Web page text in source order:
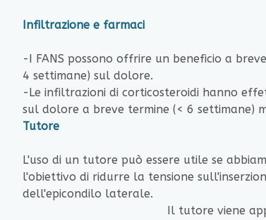
Infiltrazione e farmaci
-I FANS possono offrire un beneficio a
4 settimane) sul dolore.
-Le infiltrazioni di corticosteroidi hanno
sul dolore a breve termine (< 6 settimane)
Tutore
L'uso di un tutore può essere utile se
l'obiettivo di ridurre la tensione
dell'epicondilo laterale.
Il tutore viene applicato